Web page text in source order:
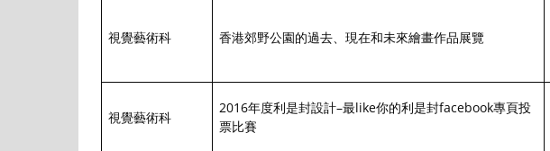
視覺藝術科 香港郊野公園的過去、現在和未來繪畫作品展覽
視覺藝術科
2016年度利是封設計–最like你的利是封facebook專頁投
票比賽